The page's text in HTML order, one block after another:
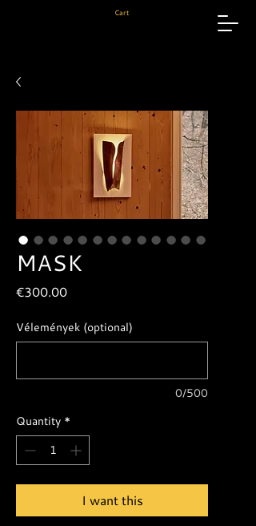
Cart
MASK
€300.00Price
Vélemények (optional)
0/500
Quantity *
I want this